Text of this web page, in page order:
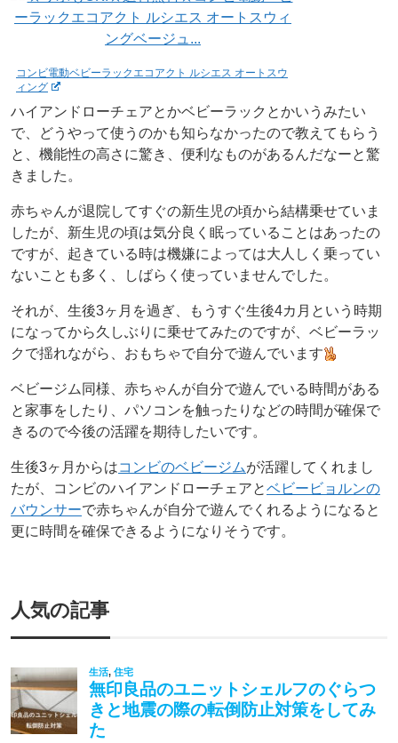
コンビ電動ベビーラックエコアクト ルシエス オートスウ
ィング
ハイアンドローチェアとかベビーラックとかいうみたい
で、どうやって使うのかも知らなかったので教えてもらう
と、機能性の高さに驚き、便利なものがあるんだなーと驚
きました。
赤ちゃんが退院してすぐの新生児の頃から結構乗せていま
したが、新生児の頃は気分良く眠っていることはあったの
ですが、起きている時は機嫌によっては大人しく乗ってい
ないことも多く、しばらく使っていませんでした。
それが、生後3ヶ月を過ぎ、もうすぐ生後4カ月という時期
になってから久しぶりに乗せてみたのですが、ベビーラッ
クで揺れながら、おもちゃで自分で遊んでいます
ベビージム同様、赤ちゃんが自分で遊んでいる時間がある
と家事をしたり、パソコンを触ったりなどの時間が確保で
きるので今後の活躍を期待したいです。
生後3ヶ月からはコンビのベビージムが活躍してくれまし
たが、コンビのハイアンドローチェアとベビービョルンの
バウンサーで赤ちゃんが自分で遊んでくれるようになると
更に時間を確保できるようになりそうです。
人気の記事